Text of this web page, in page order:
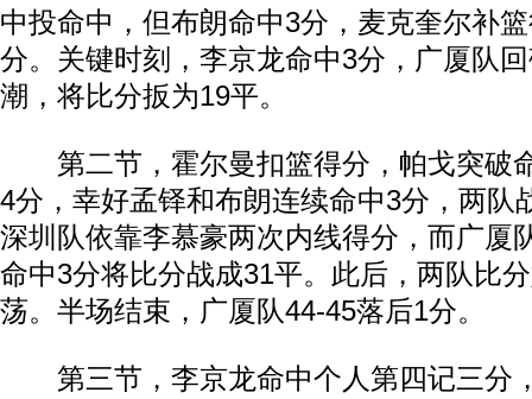
中投命中，但布朗命中3分，麦克奎尔补
分。关键时刻，李京龙命中3分，广厦队
潮，将比分扳为19平。
第二节，霍尔曼扣篮得分，帕戈突破
4分，幸好孟铎和布朗连续命中3分，两队
深圳队依靠李慕豪两次内线得分，而广厦
命中3分将比分战成31平。此后，两队比
荡。半场结束，广厦队44-45落后1分。
第三节，李京龙命中个人第四记三分